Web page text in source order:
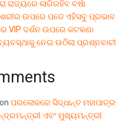
ରାଜ୍ୟରେ ଲାଗିରହିବ ବର୍ଷା
ଶରୀର ଉପରେ ପଡେ ଏହିସବୁ ପ୍ରଭାବ
VIP ଦର୍ଶନ ଉପରେ କଟକଣା
ନେଇ ଉଠିଲା ପ୍ରଶ୍ନବାଚୀ
on ପରଲୋକରେ ସିଦ୍ଧାନ୍ତ
ଏବଂ ମୁଖ୍ୟମନ୍ତ୍ରୀ